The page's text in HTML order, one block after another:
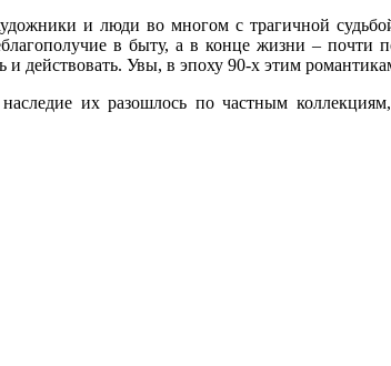
и люди во многом с трагичной
в быту, а в конце жизни – почти
действовать. Увы, в эпоху 90-х этим
их разошлось по частным